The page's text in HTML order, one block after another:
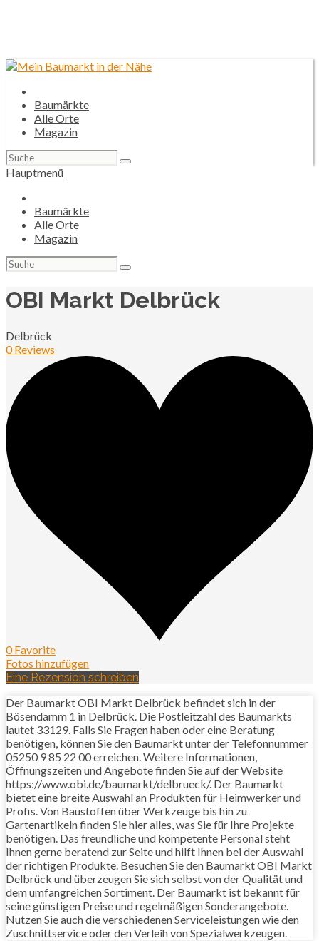
Baumärkte
Alle Orte
Magazin
Suchen
nach:
Hauptmenü
Baumärkte
Alle Orte
Magazin
Suchen
nach:
OBI Markt Delbrück
Delbrück
0 Reviews
0 Favorite
Fotos hinzufügen
Eine Rezension schreiben
Der Baumarkt OBI Markt Delbrück befindet sich in der
Bösendamm 1 in Delbrück. Die Postleitzahl des Baumarkts
lautet 33129. Falls Sie Fragen haben oder eine Beratung
benötigen, können Sie den Baumarkt unter der Telefonnummer
05250 9 85 22 00 erreichen. Weitere Informationen,
Öffnungszeiten und Angebote finden Sie auf der Website
https://www.obi.de/baumarkt/delbrueck/. Der Baumarkt
bietet eine breite Auswahl an Produkten für Heimwerker und
Profis. Von Baustoffen über Werkzeuge bis hin zu
Gartenartikeln finden Sie hier alles, was Sie für Ihre Projekte
benötigen. Das freundliche und kompetente Personal steht
Ihnen gerne beratend zur Seite und hilft Ihnen bei der Auswahl
der richtigen Produkte. Besuchen Sie den Baumarkt OBI Markt
Delbrück und überzeugen Sie sich selbst von der Qualität und
dem umfangreichen Sortiment. Der Baumarkt ist bekannt für
seine günstigen Preise und regelmäßigen Sonderangebote.
Nutzen Sie auch die verschiedenen Serviceleistungen wie den
Zuschnittservice oder den Verleih von Spezialwerkzeugen.